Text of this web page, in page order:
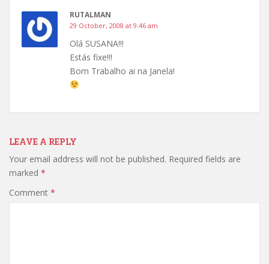
RUTALMAN
29 October, 2008 at 9:46 am
Olá SUSANA!!!
Estás fixe!!!
Bom Trabalho ai na Janela!
LEAVE A REPLY
Your email address will not be published. Required fields are
marked *
Comment *